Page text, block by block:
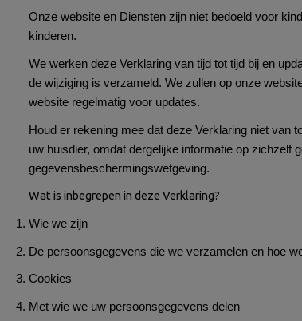
Onze website en Diensten zijn niet bedoeld voor
kinderen.
We werken deze Verklaring van tijd tot tijd bij en
de wijziging is verzameld. We zullen op onze
website regelmatig voor updates.
Houd er rekening mee dat deze Verklaring niet van
uw huisdier, omdat dergelijke informatie op zichzelf
gegevensbeschermingswetgeving.
Wat is inbegrepen in deze Verklaring?
Wie we zijn
De persoonsgegevens die we verzamelen en hoe
Cookies
Met wie we uw persoonsgegevens delen